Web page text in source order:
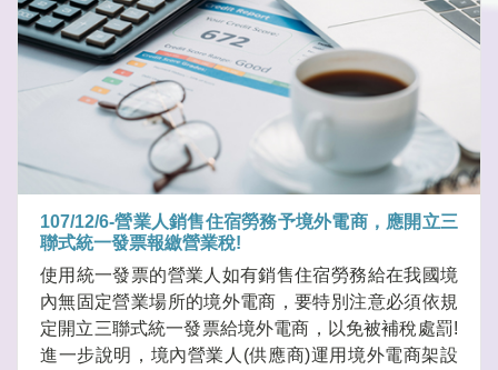
107/12/6-營業人銷售住宿勞務予境外電商，應開立三
聯式統一發票報繳營業稅!
使用統一發票的營業人如有銷售住宿勞務給在我國境
內無固定營業場所的境外電商，要特別注意必須依規
定開立三聯式統一發票給境外電商，以免被補稅處罰!
進一步說明，境內營業人(供應商)運用境外電商架設